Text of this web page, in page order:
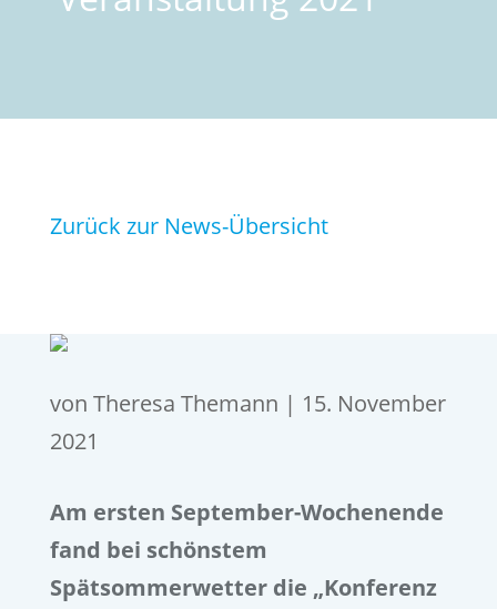
Zurück zur News-Übersicht
von Theresa Themann | 15. November
2021
Am ersten September-Wochenende
fand bei schönstem
Spätsommerwetter die „Konferenz